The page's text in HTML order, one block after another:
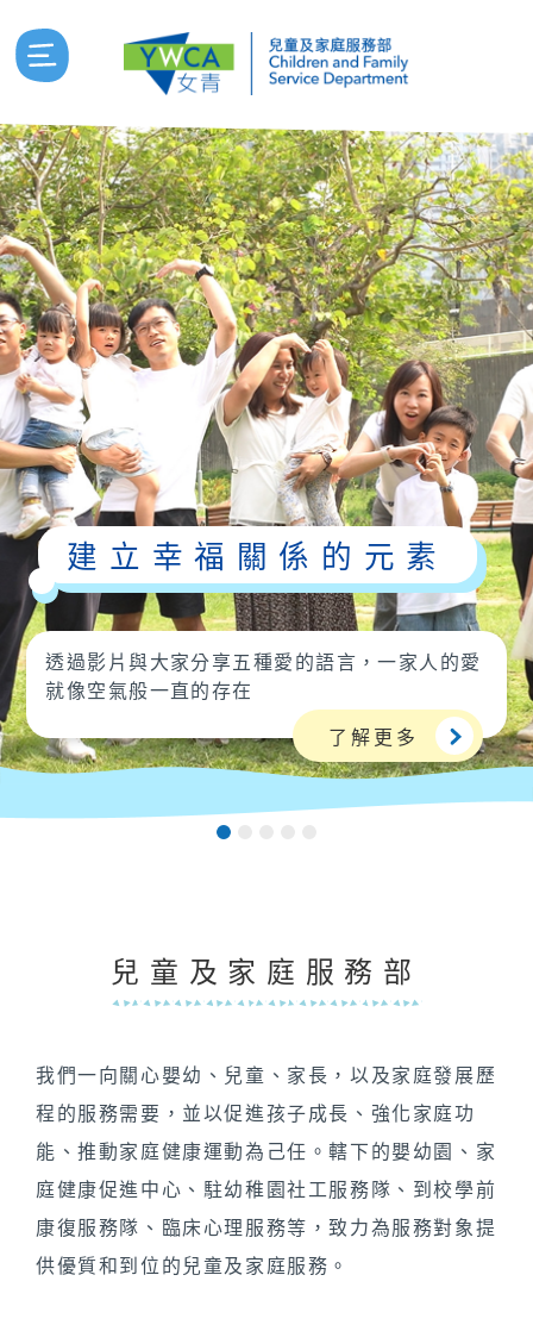
建立幸福關係的元素
透過影片與大家分享五種愛的語言，一家人的愛
就像空氣般一直的存在
了解更多
兒童及家庭服務部
我們一向關心嬰幼、兒童、家長，以及家庭發展歷
程的服務需要，並以促進孩子成長、強化家庭功
能、推動家庭健康運動為己任。轄下的嬰幼園、家
庭健康促進中心、駐幼稚園社工服務隊、到校學前
康復服務隊、臨床心理服務等，致力為服務對象提
供優質和到位的兒童及家庭服務。